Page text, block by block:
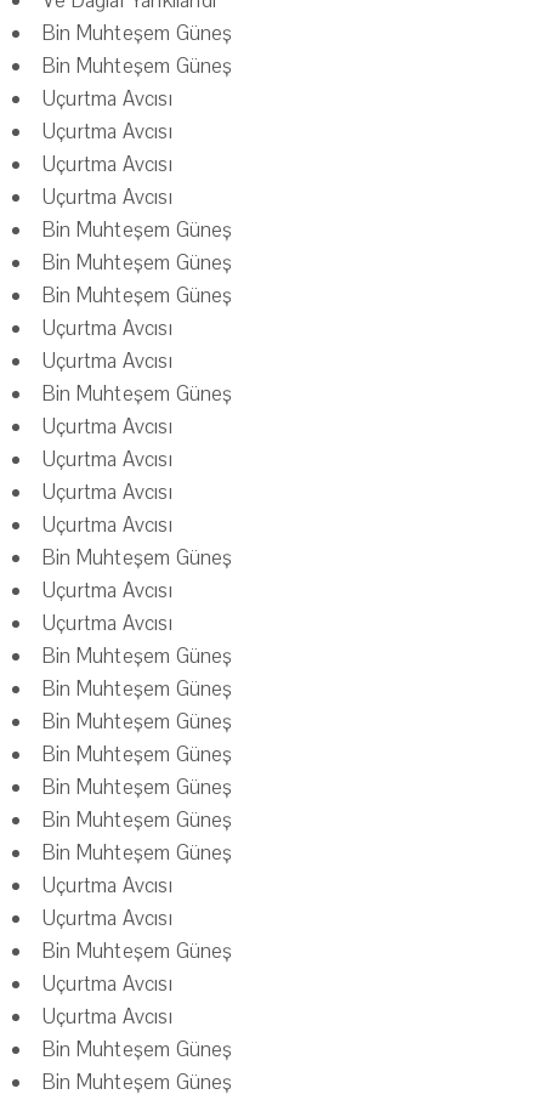
Bin Muhteşem Güneş
Bin Muhteşem Güneş
Uçurtma Avcısı
Uçurtma Avcısı
Uçurtma Avcısı
Uçurtma Avcısı
Bin Muhteşem Güneş
Bin Muhteşem Güneş
Bin Muhteşem Güneş
Uçurtma Avcısı
Uçurtma Avcısı
Bin Muhteşem Güneş
Uçurtma Avcısı
Uçurtma Avcısı
Uçurtma Avcısı
Uçurtma Avcısı
Bin Muhteşem Güneş
Uçurtma Avcısı
Uçurtma Avcısı
Bin Muhteşem Güneş
Bin Muhteşem Güneş
Bin Muhteşem Güneş
Bin Muhteşem Güneş
Bin Muhteşem Güneş
Bin Muhteşem Güneş
Bin Muhteşem Güneş
Uçurtma Avcısı
Uçurtma Avcısı
Bin Muhteşem Güneş
Uçurtma Avcısı
Uçurtma Avcısı
Bin Muhteşem Güneş
Bin Muhteşem Güneş